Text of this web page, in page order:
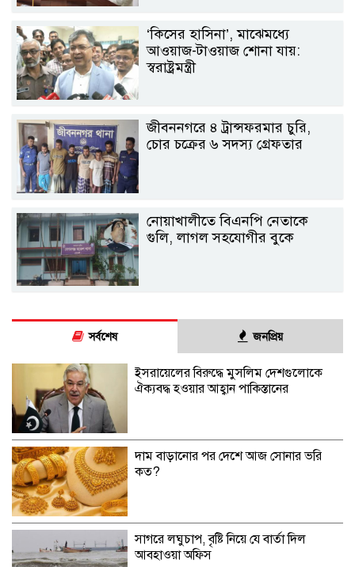
‘কিসের হাসিনা’, মাঝেমধ্যে
আওয়াজ-টাওয়াজ শোনা যায়:
স্বরাষ্ট্রমন্ত্রী
জীবননগরে ৪ ট্রান্সফরমার চুরি,
চোর চক্রের ৬ সদস্য গ্রেফতার
নোয়াখালীতে বিএনপি নেতাকে
গুলি, লাগল সহযোগীর বুকে
সর্বশেষ জনপ্রিয়
ইসরায়েলের বিরুদ্ধে মুসলিম দেশগুলোকে
ঐক্যবদ্ধ হওয়ার আহ্বান পাকিস্তানের
দাম বাড়ানোর পর দেশে আজ সোনার ভরি
কত?
সাগরে লঘুচাপ, বৃষ্টি নিয়ে যে বার্তা দিল
আবহাওয়া অফিস